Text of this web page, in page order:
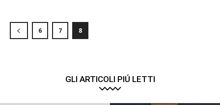
6 7 8
GLI ARTICOLI PIÚ LETTI